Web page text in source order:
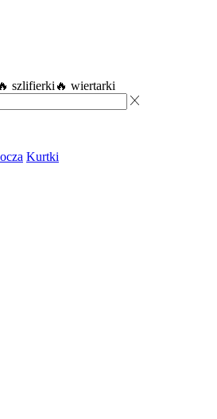
szlifierki 🔥 wiertarki
Kurtki